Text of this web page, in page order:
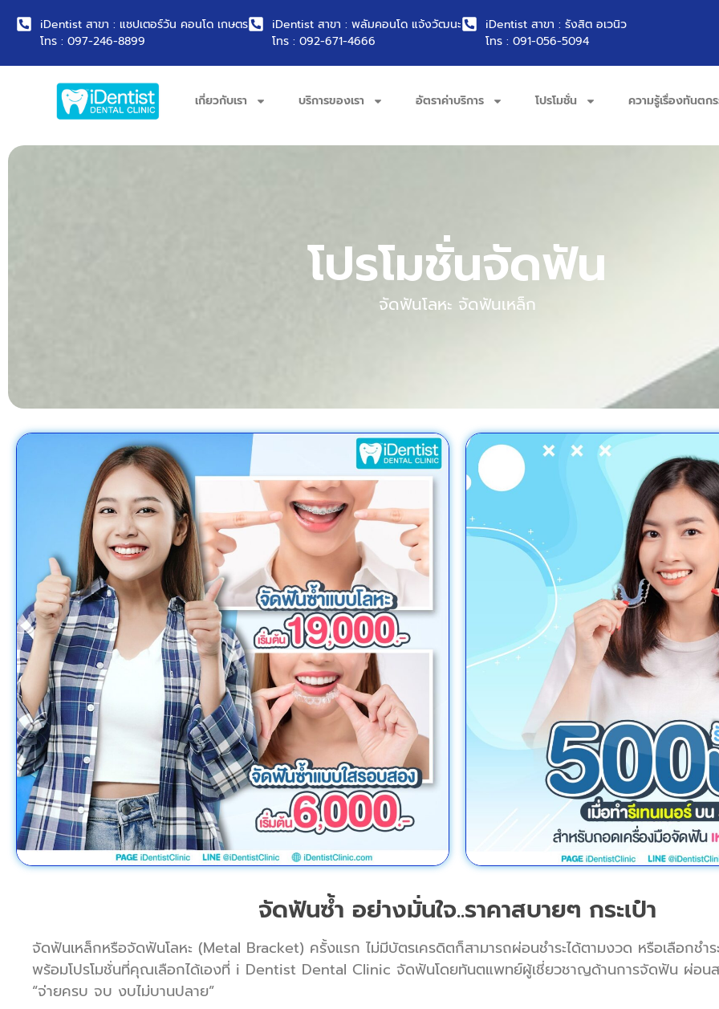
iDentist สาขา : แชปเตอร์วัน คอนโด เกษตร
โทร : 097-246-8899
iDentist สาขา : พลัมคอนโด แจ้งวัฒนะ
โทร : 092-671-4666
iDentist สาขา : รังสิต อเวนิว
โทร : 091-056-5094
เกี่ยวกับเรา บริการของเรา อัตราค่าบริการ โปรโมชั่น ความรู้เรื่องทันตก
โปรโมชั่นจัดฟัน
จัดฟันโลหะ จัดฟันเหล็ก
จัดฟันซ้ำ อย่างมั่นใจ..ราคาสบายๆ กระเป๋า
จัดฟันเหล็กหรือจัดฟันโลหะ (Metal Bracket) ครั้งแรก ไม่มีบัตรเครดิตก็สามารถผ่อนชำระได้ตามงวด หรือเลือกชำร
พร้อมโปรโมชั่นที่คุณเลือกได้เองที่ i Dentist Dental Clinic จัดฟันโดยทันตแพทย์ผู้เชี่ยวชาญด้านการจัดฟัน ผ่อน
“จ่ายครบ จบ งบไม่บานปลาย”